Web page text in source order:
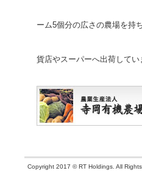
ーム5個分の広さの農場を持
貨店やスーパーへ出荷してい
Copyright 2017 © RT Holdings. All Rights